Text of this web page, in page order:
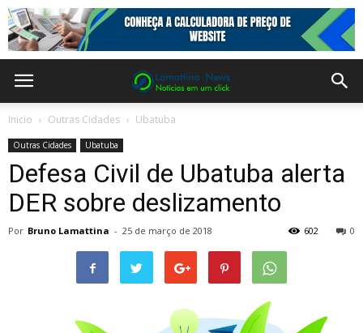
Inicio Outras Cidades Ubatuba
Outras Cidades Ubatuba
Defesa Civil de Ubatuba alerta
DER sobre deslizamento
Por Bruno Lamattina - 25 de março de 2018 0
602